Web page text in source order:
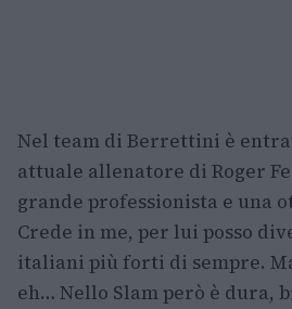
Nel team di Berrettini è
attuale allenatore di Roger
grande professionista e una
Crede in me, per lui posso
italiani più forti di sempre.
eh… Nello Slam però è dura,